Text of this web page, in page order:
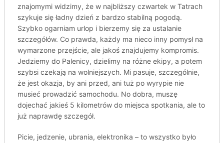
znajomymi widzimy, że w najbliższy czwartek w Tatrach
szykuje się ładny dzień z bardzo stabilną pogodą.
Szybko ogarniam urlop i bierzemy się za ustalanie
szczegółów. Co prawda, każdy ma nieco inny pomysł na
wymarzone przejście, ale jakoś znajdujemy kompromis.
Jedziemy do Palenicy, dzielimy na różne ekipy, a potem
szybsi czekają na wolniejszych. Mi pasuje, szczególnie,
że jest okazja, by ani przed, ani tuż po wyrypie nie
musieć prowadzić samochodu. No dobra, muszę
dojechać jakieś 5 kilometrów do miejsca spotkania, ale to
już naprawdę szczegół.
Picie, jedzenie, ubrania, elektronika – to wszystko było